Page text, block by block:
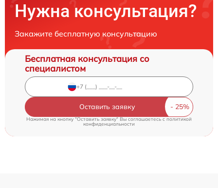
Нужна консультация?
Закажите бесплатную консультацию
Бесплатная консультация со
специалистом
Оставить заявку
Нажимая на кнопку "Оставить заявку" Вы соглашаетесь cполитикой
конфиденциальности